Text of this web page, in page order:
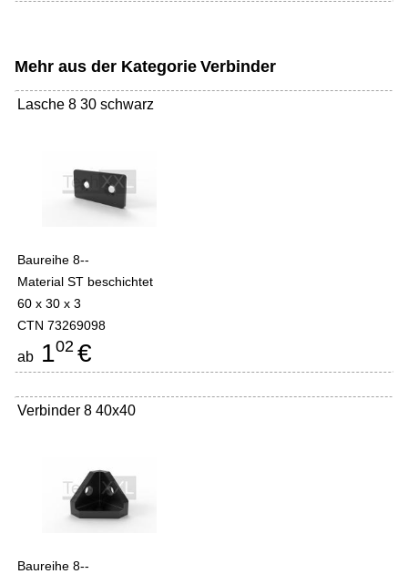
Mehr aus der Kategorie Verbinder
Lasche 8 30 schwarz
Baureihe 8--
Material ST beschichtet
60 x 30 x 3
CTN 73269098
ab 102 €
Verbinder 8 40x40
Baureihe 8--